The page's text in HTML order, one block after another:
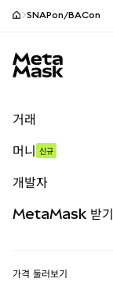
SNAPon/BACon
거래
무기한 선물
실물자산
머니 신규
개발자
MetaMask 받기
가격 둘러보기